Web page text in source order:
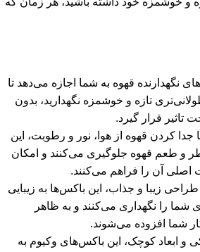
نگهدارنده قهوه به شما اجازه می‌دهد تا
تازه و خوشمزه نگهدارید، بدون
تاثیر قرار گیرد.
کردن قهوه از هوا، نور و رطوبت، این
و طعم قهوه جلوگیری می‌کنند و امکان
اصلی آن را فراهم می‌کنند.
زیبا و جذاب، این باکس‌ها به زیبایی
شما را نگهداری می‌کنند و به ظاهر
شما افزوده می‌شوند.
و ابعاد کوچک، این باکس‌های وکیوم به